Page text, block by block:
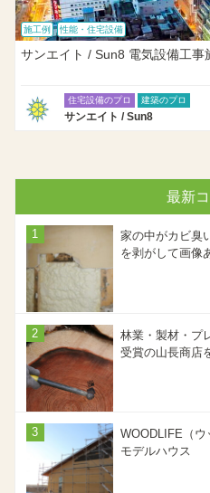
施工例 性能・住宅設備
サンエイト / Sun8 電気設備工事
住宅設備のプロ 建築のプロ
サンエイト / Sun8
最新
家の中がカビ臭
を剥がして画像
林業・製材・プ
受賞の山長商店
WOODLIFE（
モデルハウス